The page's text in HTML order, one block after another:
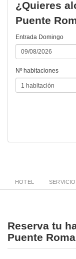
¿Quieres
Puente
Entrada Domingo
Nº habitaciones
HOTEL
Reserva tu
Puente